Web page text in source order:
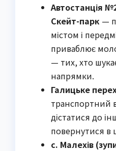
Автостанція
Скейт-парк —
містом і
приваблює
— тих, хто
напрямки.
Галицьке
транспортний
дістатися до
повернутися в
с. Малехів